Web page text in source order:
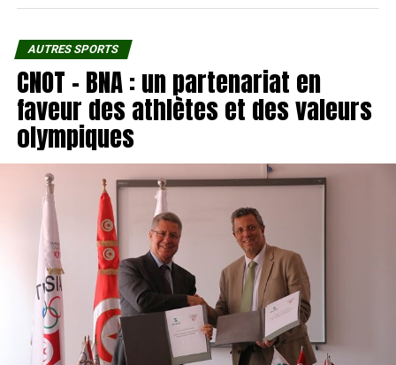
AUTRES SPORTS
CNOT – BNA : un partenariat en
faveur des athlètes et des valeurs
olympiques